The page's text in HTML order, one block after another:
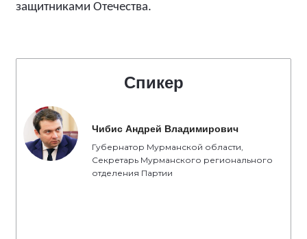
защитниками Отечества.
Спикер
Чибис Андрей Владимирович
Губернатор Мурманской области,
Секретарь Мурманского регионального
отделения Партии